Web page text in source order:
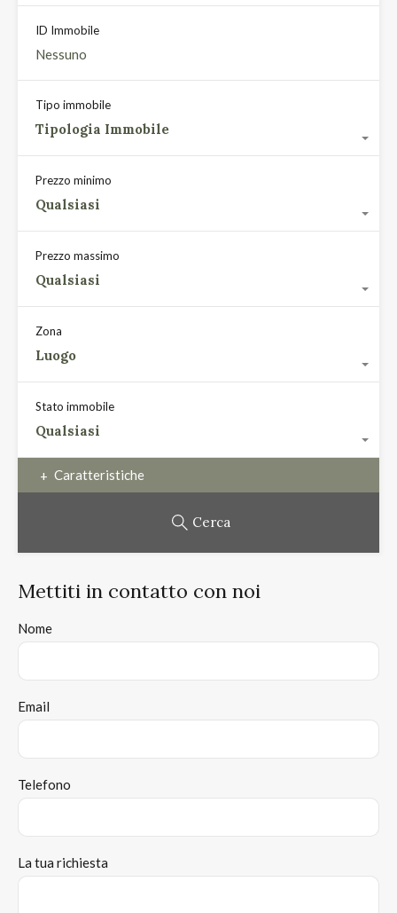
ID Immobile
Tipo immobile
Tipologia Immobile
Prezzo minimo
Qualsiasi
Prezzo massimo
Qualsiasi
Zona
Luogo
Stato immobile
Qualsiasi
Caratteristiche
Cerca
Mettiti in contatto con noi
Nome
Email
Telefono
La tua richiesta